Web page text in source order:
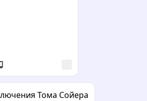
Тома Сойера